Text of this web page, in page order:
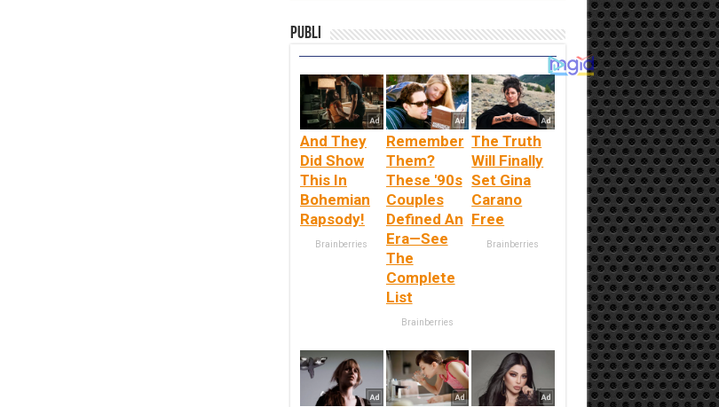
Publi
And They
Did Show
This In
Bohemian
Rapsody!
Brainberries
Remember
Them?
These '90s
Couples
Defined An
Era—See
The
Complete
List
Brainberries
The Truth
Will Finally
Set Gina
Carano
Free
Brainberries